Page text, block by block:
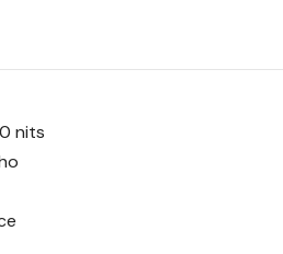
nits